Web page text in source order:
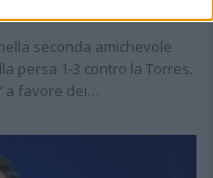
seconda amichevole
persa 1-3 contro la Torres.
a favore dei…